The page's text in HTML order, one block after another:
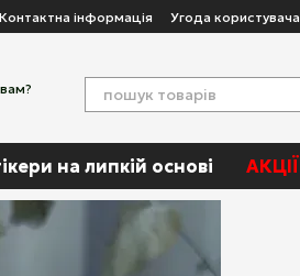
Контактна інформація Угода користувача
на липкій основі АКЦІЇ